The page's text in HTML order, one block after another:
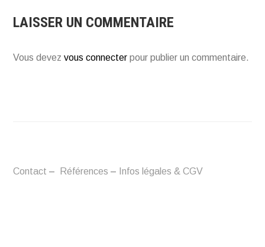
LAISSER UN COMMENTAIRE
Vous devezvous connecter pour publier un commentaire.
Contact – Références – Infos légales & CGV